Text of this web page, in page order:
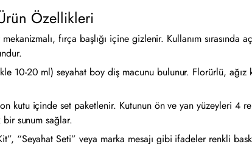
Özellikleri
fırça başlığı içine gizlenir. Kullanım sırasında
10-20 ml) seyahat boy diş macunu bulunur. Florürlü,
kutu içinde set paketlenir. Kutunun ön ve yan yüzeyleri 4
bir sunum sağlar.
“Seyahat Seti” veya marka mesajı gibi ifadeler renkli